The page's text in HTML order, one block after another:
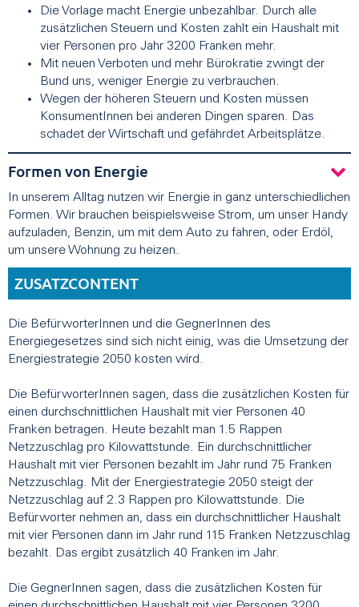
Die Vorlage macht Energie unbezahlbar. Durch alle
zusätzlichen Steuern und Kosten zahlt ein Haushalt mit
vier Personen pro Jahr 3200 Franken mehr.
Mit neuen Verboten und mehr Bürokratie zwingt der
Bund uns, weniger Energie zu verbrauchen.
Wegen der höheren Steuern und Kosten müssen
KonsumentInnen bei anderen Dingen sparen. Das
schadet der Wirtschaft und gefährdet Arbeitsplätze.
Formen von Energie
In unserem Alltag nutzen wir Energie in ganz unterschiedlichen
Formen. Wir brauchen beispielsweise Strom, um unser Handy
aufzuladen, Benzin, um mit dem Auto zu fahren, oder Erdöl,
um unsere Wohnung zu heizen.
ZUSATZCONTENT
Die BefürworterInnen und die GegnerInnen des
Energiegesetzes sind sich nicht einig, was die Umsetzung der
Energiestrategie 2050 kosten wird.
Die BefürworterInnen sagen, dass die zusätzlichen Kosten für
einen durchschnittlichen Haushalt mit vier Personen 40
Franken betragen. Heute bezahlt man 1.5 Rappen
Netzzuschlag pro Kilowattstunde. Ein durchschnittlicher
Haushalt mit vier Personen bezahlt im Jahr rund 75 Franken
Netzzuschlag. Mit der Energiestrategie 2050 steigt der
Netzzuschlag auf 2.3 Rappen pro Kilowattstunde. Die
Befürworter nehmen an, dass ein durchschnittlicher Haushalt
mit vier Personen dann im Jahr rund 115 Franken Netzzuschlag
bezahlt. Das ergibt zusätzlich 40 Franken im Jahr.
Die GegnerInnen sagen, dass die zusätzlichen Kosten für